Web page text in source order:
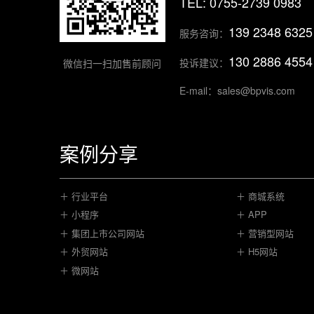
微信扫一扫加售前顾问
服务咨询： 139 2348 6325
投诉建议： 130 2886 4554
E-mail：sales@bpvis.com
案例分享
＋ 行业平台
＋ 商城系统
＋ 小程序
＋ APP
＋ 集团上市公司网站
＋ 营销型网站
＋ 外贸网站
＋ H5网站
＋ 微网站